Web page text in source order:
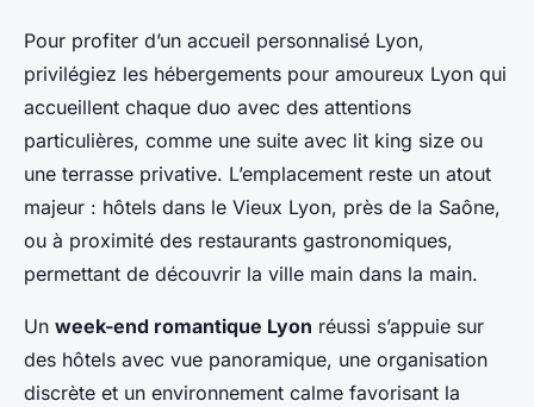
Pour profiter d’un accueil personnalisé Lyon,
privilégiez les hébergements pour amoureux Lyon qui
accueillent chaque duo avec des attentions
particulières, comme une suite avec lit king size ou
une terrasse privative. L’emplacement reste un atout
majeur : hôtels dans le Vieux Lyon, près de la Saône,
ou à proximité des restaurants gastronomiques,
permettant de découvrir la ville main dans la main.
Un week-end romantique Lyon réussi s’appuie sur
des hôtels avec vue panoramique, une organisation
discrète et un environnement calme favorisant la